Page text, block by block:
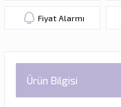
Fiyat Alarmı
Ürün Bilgisi